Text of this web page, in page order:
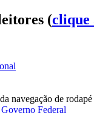
(clique
navegação de rodapé